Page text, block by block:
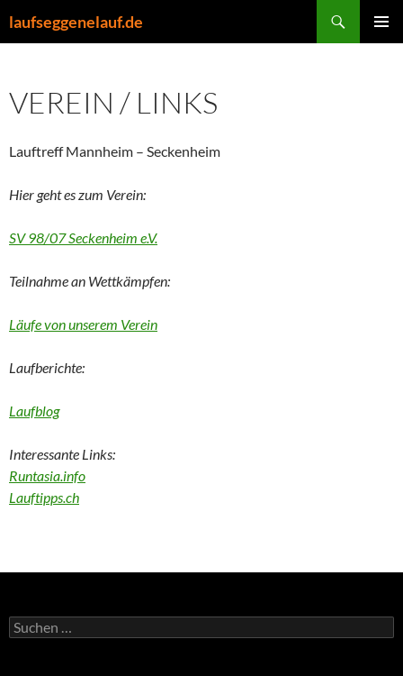
Inhalt
laufseggenelauf.de
VEREIN / LINKS
Lauftreff Mannheim – Seckenheim
Hier geht es zum Verein:
SV 98/07 Seckenheim e.V.
Teilnahme an Wettkämpfen:
Läufe von unserem Verein
Laufberichte:
Laufblog
Interessante Links:
Runtasia.info
Lauftipps.ch
Suchen
nach: